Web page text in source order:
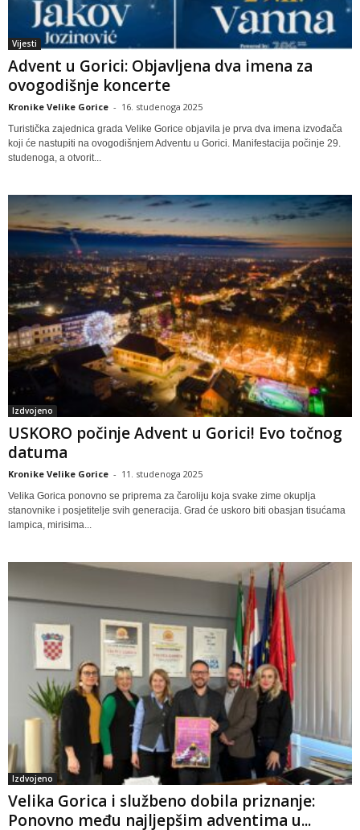
Vijesti
Advent u Gorici: Objavljena dva imena za
ovogodišnje koncerte
Kronike Velike Gorice - 16. studenoga 2025
Turistička zajednica grada Velike Gorice objavila je prva dva imena izvođača
koji će nastupiti na ovogodišnjem Adventu u Gorici. Manifestacija počinje 29.
studenoga, a otvorit...
Izdvojeno
USKORO počinje Advent u Gorici! Evo točnog
datuma
Kronike Velike Gorice - 11. studenoga 2025
Velika Gorica ponovno se priprema za čaroliju koja svake zime okuplja
stanovnike i posjetitelje svih generacija. Grad će uskoro biti obasjan tisućama
lampica, mirisima...
Izdvojeno
Velika Gorica i službeno dobila priznanje:
Ponovno među najljepšim adventima u...